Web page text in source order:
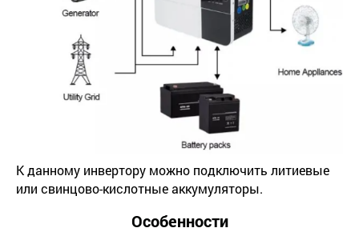
К данному инвертору можно подключить литиевые
или свинцово-кислотные аккумуляторы.
Особенности